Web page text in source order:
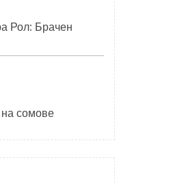
Рол: Брачен
сомове